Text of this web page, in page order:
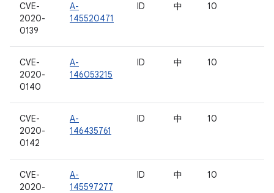
CVE-
2020-
0139
A-
145520471
ID 中 10
CVE-
2020-
0140
A-
146053215
ID 中 10
CVE-
2020-
0142
A-
146435761
ID 中 10
CVE-
2020-
A-
145597277
ID 中 10